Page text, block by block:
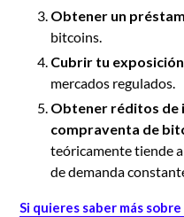
Obtener un
bitcoins.
Cubrir tu
mercados regulados.
Obtener réditos de
compraventa de
teóricamente tiende
de demanda
Si quieres saber más